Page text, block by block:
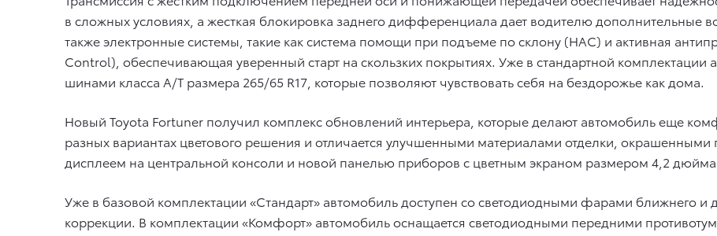
в сложных условиях, а жесткая блокировка заднего дифференциала дает водителю дополнительные
также электронные системы, такие как система помощи при подъеме по склону (HAC) и активная
Control), обеспечивающая уверенный старт на скользких покрытиях. Уже в стандартной
шинами класса A/T размера 265/65 R17, которые позволяют чувствовать себя на бездорожье как дома.
Новый Toyota Fortuner получил комплекс обновлений интерьера, которые делают автомобиль еще
разных вариантах цветового решения и отличается улучшенными материалами отделки,
дисплеем на центральной консоли и новой панелью приборов с цветным экраном размером 4,2
Уже в базовой комплектации «Стандарт» автомобиль доступен со светодиодными фарами ближнего и
коррекции. В комплектации «Комфорт» автомобиль оснащается светодиодными передними